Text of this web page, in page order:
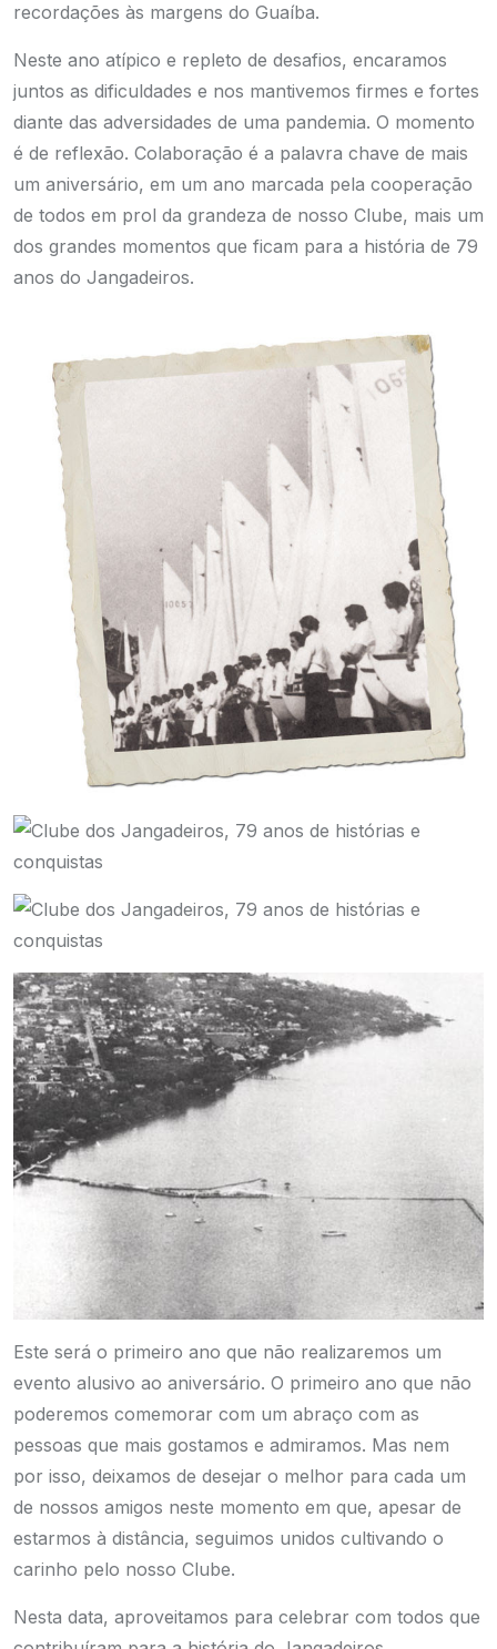
recordações às margens do Guaíba.
Neste ano atípico e repleto de desafios, encaramos
juntos as dificuldades e nos mantivemos firmes e fortes
diante das adversidades de uma pandemia. O momento
é de reflexão. Colaboração é a palavra chave de mais
um aniversário, em um ano marcada pela cooperação
de todos em prol da grandeza de nosso Clube, mais um
dos grandes momentos que ficam para a história de 79
anos do Jangadeiros.
Este será o primeiro ano que não realizaremos um
evento alusivo ao aniversário. O primeiro ano que não
poderemos comemorar com um abraço com as
pessoas que mais gostamos e admiramos. Mas nem
por isso, deixamos de desejar o melhor para cada um
de nossos amigos neste momento em que, apesar de
estarmos à distância, seguimos unidos cultivando o
carinho pelo nosso Clube.
Nesta data, aproveitamos para celebrar com todos que